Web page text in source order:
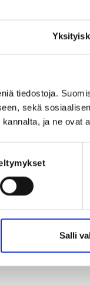
tiedostoja.
sekä
ja ne ovat
Salli
ratsastusta